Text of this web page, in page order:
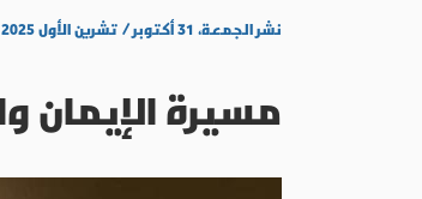
نشر الجمعة، ٣١ أكتوبر / تشرين الأول ٢٠٢٥
مسيرة الإيمان